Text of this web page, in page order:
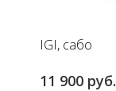
IGI, сабо
11 900 руб.